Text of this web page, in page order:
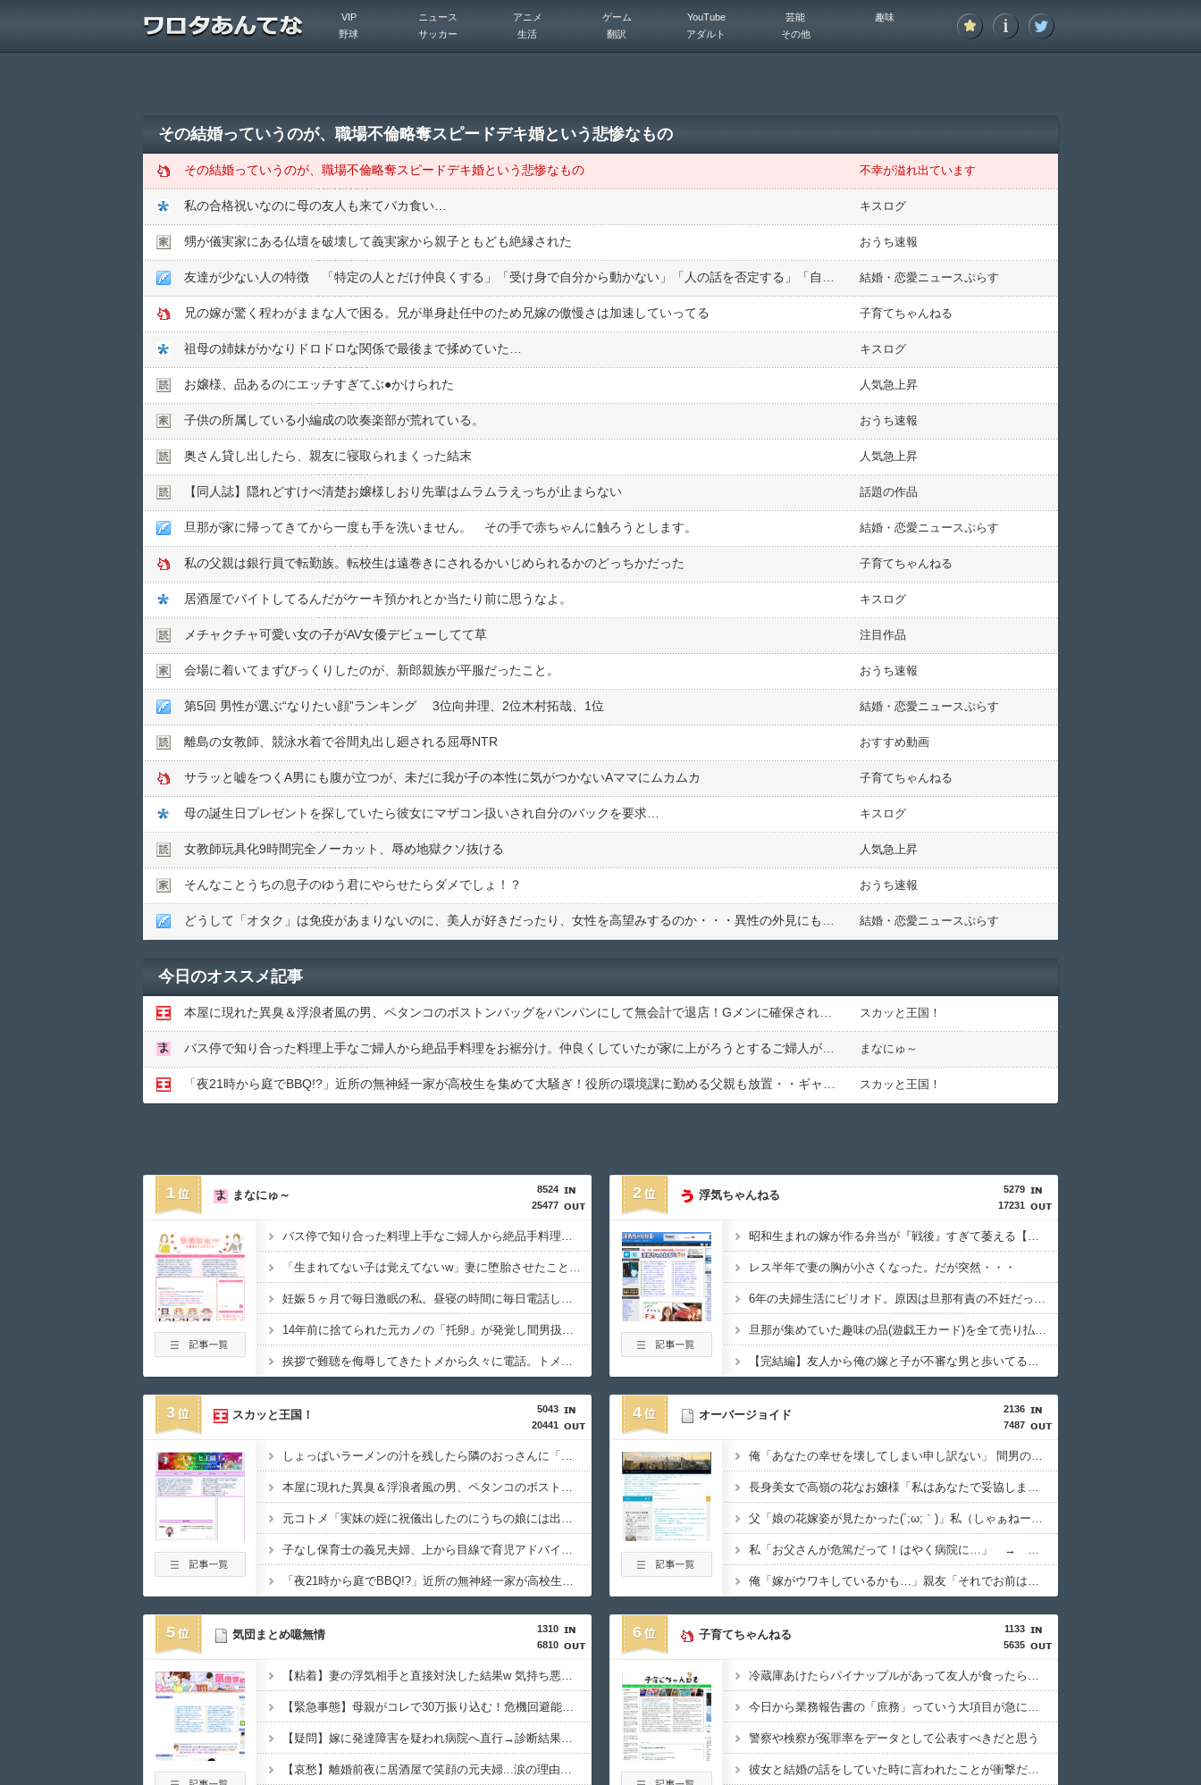
VIP ニュース アニメ ゲーム YouTube 芸能
趣味
野球
サッカー 生活 翻訳 アダルト その他
その結婚っていうのが、職場不倫略奪スピードデキ婚という悲惨なもの
その結婚っていうのが、職場不倫略奪スピードデキ婚という悲惨なもの 不幸が溢れ出ています
私の合格祝いなのに母の友人も来てバカ食い… キスログ
甥が儀実家にある仏壇を破壊して義実家から親子ともども絶縁された おうち速報
結婚・恋愛ニュースぷらす
兄の嫁が驚く程わがままな人で困る。兄が単身赴任中のため兄嫁の傲慢さは加速していってる 子育てちゃんねる
祖母の姉妹がかなりドロドロな関係で最後まで揉めていた… キスログ
お嬢様、品あるのにエッチすぎてぶ●︎かけられた 人気急上昇
子供の所属している小編成の吹奏楽部が荒れている。 おうち速報
奥さん貸し出したら、親友に寝取られまくった結末 人気急上昇
【同人誌】隠れどすけべ清楚お嬢様しおり先輩はムラムラえっちが止まらない 話題の作品
旦那が家に帰ってきてから一度も手を洗いません。 その手で赤ちゃんに触ろうとします。 結婚・恋愛ニュースぷらす
私の父親は銀行員で転勤族。転校生は遠巻きにされるかいじめられるかのどっちかだった 子育てちゃんねる
居酒屋でバイトしてるんだがケーキ預かれとか当たり前に思うなよ。 キスログ
メチャクチャ可愛い女の子がAV女優デビューしてて草 注目作品
会場に着いてまずびっくりしたのが、新郎親族が平服だったこと。 おうち速報
第5回 男性が選ぶ“なりたい顔”ランキング 3位向井理、2位木村拓哉、1位 結婚・恋愛ニュースぷらす
離島の女教師、競泳水着で谷間丸出し廻される屈辱NTR おすすめ動画
サラッと嘘をつくA男にも腹が立つが、未だに我が子の本性に気がつかないAママにムカムカ 子育てちゃんねる
母の誕生日プレゼントを探していたら彼女にマザコン扱いされ自分のバックを要求… キスログ
女教師玩具化9時間完全ノーカット、辱め地獄クソ抜ける 人気急上昇
そんなことうちの息子のゆう君にやらせたらダメでしょ！？ おうち速報
結婚・恋愛ニュースぷらす
今日のオススメ記事
スカッと王国！
まなにゅ～
スカッと王国！
1
8524
25477
まなにゅ～
バス停で知り合った料理上手なご婦人から絶品手料理をお裾分け。仲良くしていたが家に上がろうとするご婦人が娘に放った『失礼すぎる一言』に絶句←手料理は美味しかったのに性格クセ強すぎ
「生まれてない子は覚えてないw」妻に堕胎させたことを忘れ開き直るクソ叔父→その場にいた流産直後の嫁や子供など『10人』が泣き叫ぶ地獄絵図へ
妊娠５ヶ月で毎日激眠の私。昼寝の時間に毎日電話してくるトメについにブチギレ「ボケ入ってんのか！」怒鳴ってガチャ切りした結果ｗｗ←妊婦の睡眠を邪魔する奴は容赦しない
14年前に捨てられた元カノの「托卵」が発覚し間男扱いされた。妻の疑いの視線の中、昔捨てずに残していた『〇〇』を持ち出した結果←修理屋のオッサンの技術力とノリが神すぎる
挨拶で難聴を侮辱してきたトメから久々に電話。トメ「私は元気よ！」私「でもお義父さんから…」トメの『痔』に効く温泉を紹介してあげたら大発狂した←お義父さんノリノリで温泉行ってて草
2
5279
17231
浮気ちゃんねる
昭和生まれの嫁が作る弁当が『戦後』すぎて萎える【画像あり】
レス半年で妻の胸が小さくなった。だが突然・・・
6年の夫婦生活にピリオド。原因は旦那有責の不妊だった。不妊が発覚した地点で離婚すればよかった...
旦那が集めていた趣味の品(遊戯王カード)を全て売り払った結果こうなった
【完結編】友人から俺の嫁と子が不審な男と歩いてると聞いた俺。単身赴任先から興信所に相談した結果
3
5043
20441
スカッと王国！
しょっぱいラーメンの汁を残したら隣のおっさんに「何故残す！」と怒鳴られた……友人にも「スープが本体だろあり得ない」と説教されたんだが、塩分過剰だし味の好みは自由だろ！
本屋に現れた異臭＆浮浪者風の男、ペタンコのボストンバッグをパンパンにして無会計で退店！Gメンに確保され「なんで？」と本気で困惑ｗｗｗ
元コトメ「実妹の姪に祝儀出したのにうちの娘には出さないの!?差別だ100万出せ！」→断ったら我が家に侵入して1000万相当の宝飾品を泥＆夫の形見を破壊！
子なし保育士の義兄夫婦、上から目線で育児アドバイスされる日々に限界！「この時期は知育おもちゃが〜」と理想論を語り、義父母も「頼れ頼れ」とウザすぎる・・・
「夜21時から庭でBBQ!?」近所の無神経一家が高校生を集めて大騒ぎ！役所の環境課に勤める父親も放置・・ギャーギャー騒いでるのに何で注意しないの？
4
2136
7487
オーバージョイド
俺「あなたの幸せを壊してしまい申し訳ない」 間男の婚約者「私は結婚する前でしたから……..」 俺「そう言ってくださると助かります」 間男婚約者「でも本当は…」 そして離婚後、間男婚約者と再会。語られた本音とまさかの結果は…..
長身美女で高嶺の花なお嬢様「私はあなたで妥協します、だからあなたも私で妥協してください」………
父「娘の花嫁姿が見たかった(´;ω;｀)」私（しゃぁねーなー） そして38歳・介護職の私が婚活を始めてみた結果は……..
私「お父さんが危篤だって！はやく病院に…」 → 病院へと駆け付ける途中、なぜか旦那がコンビニで車をとめた。旦那「お義父さんの預金を降ろせ！」私・娘「！？」 → 結局、父の臨終には……….
俺「嫁がウワキしているかも…」親友「それでお前はどうしたいんだ？」俺「わからん…」親友「しっかりしろ！俺が助けてやるから」 → しかし嫁への復讐が強烈過ぎた結果は、想定外……..
5
1310
6810
気団まとめ噫無情
【粘着】妻の浮気相手と直接対決した結果w 気持ち悪い正体がコレ!
【緊急事態】母親がコレで30万振り込む！危機回避能力が問われるｗｗｗｗ
【疑問】嫁に発達障害を疑われ病院へ直行→診断結果がコレwwww 嫁の反応がさらに意味不明すぎる件
【哀愁】離婚前夜に居酒屋で笑顔の元夫婦...涙の理由ｗｗｗｗ
6
1133
5635
子育てちゃんねる
冷蔵庫あけたらパイナップルがあって友人が食ったら、友人ところのジジイが買ったたくあんだったんだか
今日から業務報告書の「庶務」っていう大項目が急に廃止されたんだけど意味不明すぎる
警察や検察が冤罪率をデータとして公表すべきだと思う
彼女と結婚の話をしていた時に言われたことが衝撃だった